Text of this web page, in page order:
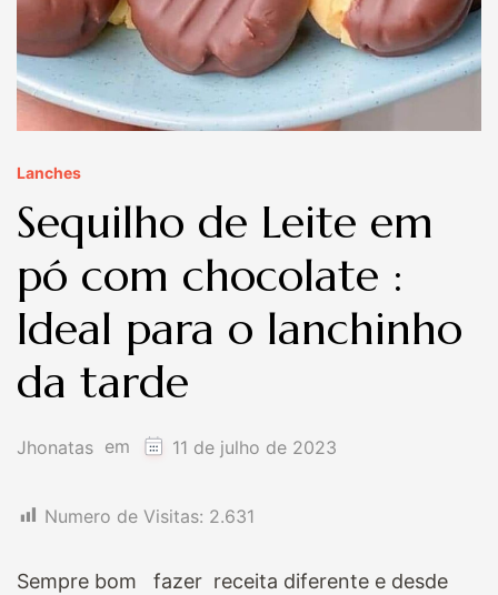
Lanches
Sequilho de Leite em
pó com chocolate :
Ideal para o lanchinho
da tarde
Jhonatas em 11 de julho de 2023
Numero de Visitas: 2.631
Sempre bom fazer receita diferente e desde